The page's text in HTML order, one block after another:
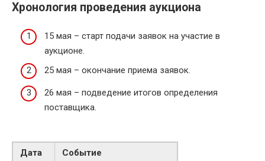
Хронология проведения аукциона
15 мая – старт подачи заявок на участие в
аукционе.
25 мая – окончание приема заявок.
26 мая – подведение итогов определения
поставщика.
Дата
Событие